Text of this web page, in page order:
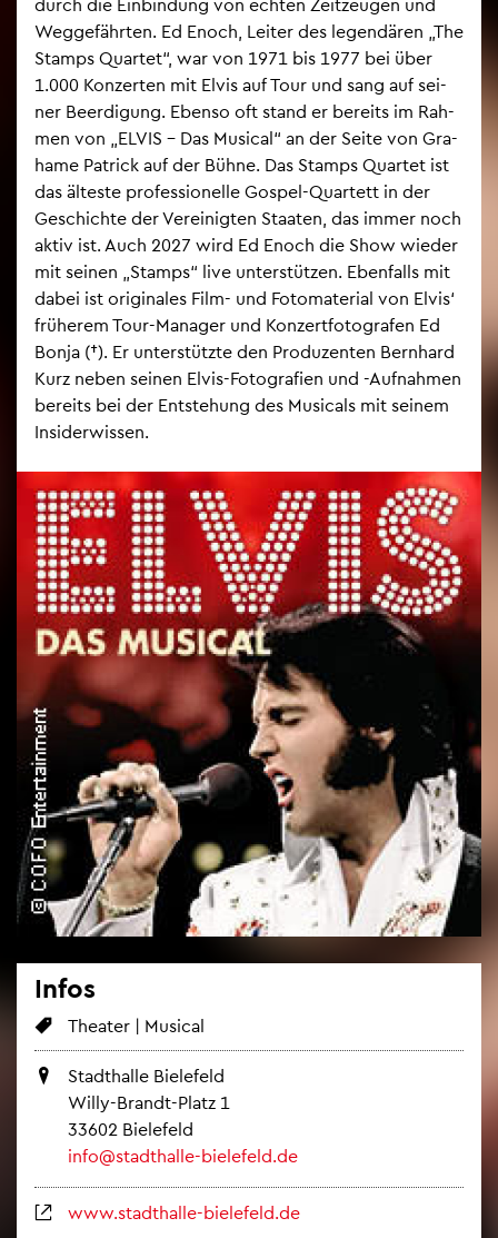
Weg­ge­fähr­ten. Ed Enoch, Lei­ter des le­gen­dä­ren „The
Stamps Quar­tet“, war von 1971 bis 1977 bei über
1.000 Kon­zer­ten mit Elvis auf Tour und sang auf sei­
ner Be­er­di­gung. Eben­so oft stand er be­reits im Rah­
men von „ELVIS – Das Mu­si­cal“ an der Seite von Gra­
ha­me Pa­trick auf der Bühne. Das Stamps Quar­tet ist
das äl­tes­te pro­fes­sio­nel­le Gos­pel-Quar­tett in der
Ge­schich­te der Ver­ei­nig­ten Staa­ten, das immer noch
aktiv ist. Auch 2027 wird Ed Enoch die Show wie­der
mit sei­nen „Stamps“ live un­ter­stüt­zen. Eben­falls mit
dabei ist ori­gi­na­les Film- und Fo­to­ma­te­ri­al von Elvis‘
frü­he­rem Tour-Ma­na­ger und Kon­zert­fo­to­gra­fen Ed
Bonja (†). Er un­ter­stütz­te den Pro­du­zen­ten Bern­hard
Kurz neben sei­nen Elvis-Fo­to­gra­fi­en und -Auf­nah­men
be­reits bei der Ent­ste­hung des Mu­si­cals mit sei­nem
In­si­der­wis­sen.
Infos
Thea­ter | Mu­si­cal
Stadt­hal­le Bie­le­feld
Willy-Brandt-Platz 1
33602 Bie­le­feld
info@​stadthalle-​bielefeld.​de
www.​stadthalle-​bielefeld.​de